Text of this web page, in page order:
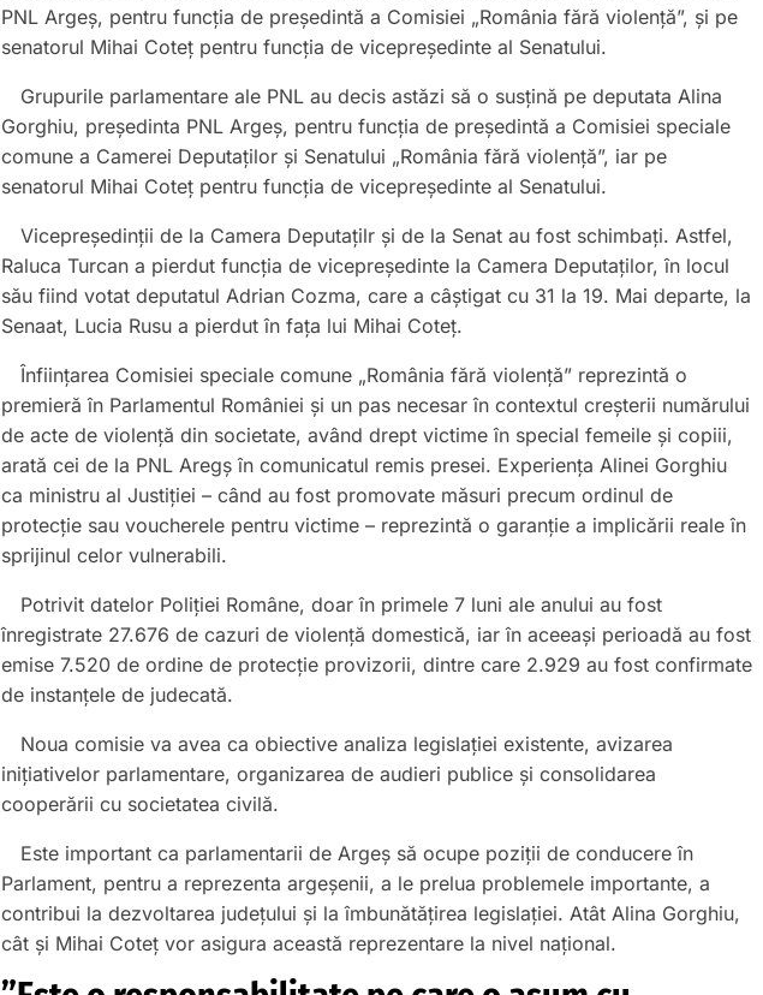
PNL Argeș, pentru funcția de președintă a Comisiei „România fără violență”, și pe
senatorul Mihai Coteț pentru funcția de vicepreședinte al Senatului.
Grupurile parlamentare ale PNL au decis astăzi să o susțină pe deputata Alina
Gorghiu, președinta PNL Argeș, pentru funcția de președintă a Comisiei speciale
comune a Camerei Deputaților și Senatului „România fără violență”, iar pe
senatorul Mihai Coteț pentru funcția de vicepreședinte al Senatului.
Vicepreședinții de la Camera Deputațilr și de la Senat au fost schimbați. Astfel,
Raluca Turcan a pierdut funcția de vicepreședinte la Camera Deputaților, în locul
său fiind votat deputatul Adrian Cozma, care a câștigat cu 31 la 19. Mai departe, la
Senaat, Lucia Rusu a pierdut în fața lui Mihai Coteț.
Înființarea Comisiei speciale comune „România fără violență” reprezintă o
premieră în Parlamentul României și un pas necesar în contextul creșterii numărului
de acte de violență din societate, având drept victime în special femeile și copiii,
arată cei de la PNL Aregș în comunicatul remis presei. Experiența Alinei Gorghiu
ca ministru al Justiției – când au fost promovate măsuri precum ordinul de
protecție sau voucherele pentru victime – reprezintă o garanție a implicării reale în
sprijinul celor vulnerabili.
Potrivit datelor Poliției Române, doar în primele 7 luni ale anului au fost
înregistrate 27.676 de cazuri de violență domestică, iar în aceeași perioadă au fost
emise 7.520 de ordine de protecție provizorii, dintre care 2.929 au fost confirmate
de instanțele de judecată.
Noua comisie va avea ca obiective analiza legislației existente, avizarea
inițiativelor parlamentare, organizarea de audieri publice și consolidarea
cooperării cu societatea civilă.
Este important ca parlamentarii de Argeș să ocupe poziții de conducere în
Parlament, pentru a reprezenta argeșenii, a le prelua problemele importante, a
contribui la dezvoltarea județului și la îmbunătățirea legislației. Atât Alina Gorghiu,
cât și Mihai Coteț vor asigura această reprezentare la nivel național.